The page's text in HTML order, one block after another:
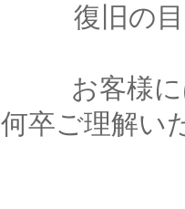
復旧の
お客様
何卒ご理解い